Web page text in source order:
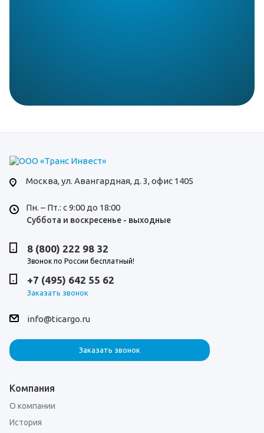
Москва,ул. Авангардная, д. 3, офис 1405
Пн. – Пт.: с 9:00 до 18:00
Суббота и воскресенье - выходные
8 (800) 222 98 32
Звонок по России бесплатный!
+7 (495) 642 55 62
Заказать звонок
info@ticargo.ru
Заказать звонок
Компания
О компании
История